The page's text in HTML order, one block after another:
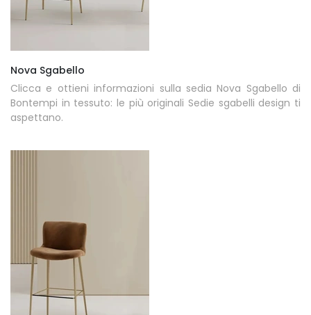
Nova Sgabello
Clicca e ottieni informazioni sulla sedia Nova Sgabello di
Bontempi in tessuto: le più originali Sedie sgabelli design ti
aspettano.